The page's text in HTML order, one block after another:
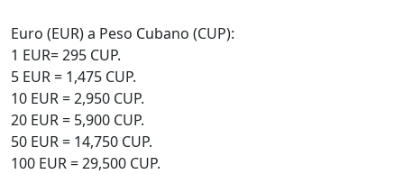
Euro (EUR) a Peso Cubano (CUP):
1 EUR= 295 CUP.
5 EUR = 1,475 CUP.
10 EUR = 2,950 CUP.
20 EUR = 5,900 CUP.
50 EUR = 14,750 CUP.
100 EUR = 29,500 CUP.